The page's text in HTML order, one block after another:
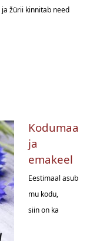
žürii kinnitab need
Kodumaa
ja
emakeel
Eestimaal asub
mu kodu,
siin on ka